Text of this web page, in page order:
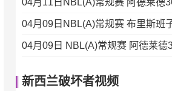
新西兰破坏者视频